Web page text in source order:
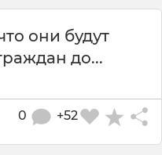
они будут
до...
+52
0